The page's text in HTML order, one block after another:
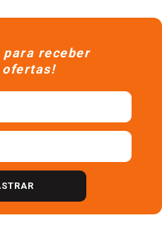
receber
ofertas!